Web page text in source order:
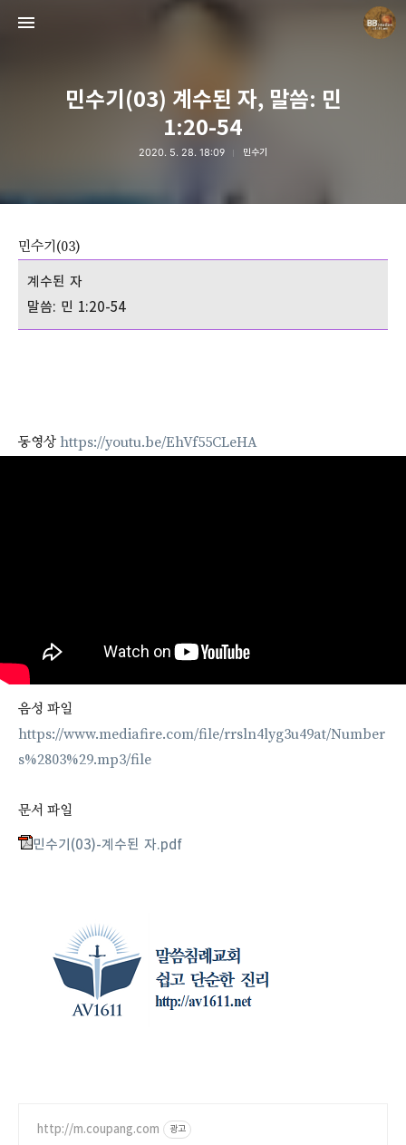
민수기(03) 계수된 자, 말씀: 민
1:20-54
2020. 5. 28. 18:09 민수기
민수기(03)
계수된 자
말씀: 민 1:20-54
동영상 https://youtu.be/EhVf55CLeHA
음성 파일
https://www.mediafire.com/file/rrsln4lyg3u49at/Number
s%2803%29.mp3/file
문서 파일
민수기(03)-계수된 자.pdf
http://m.coupang.com 광고
Believing Bible Studies